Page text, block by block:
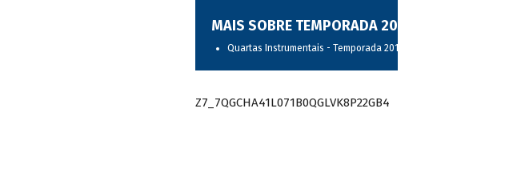
MAIS SOBRE TEMPORADA 2017
Quartas Instrumentais - Temporada 2017
Z7_7QGCHA41L071B0QGLVK8P22GB4